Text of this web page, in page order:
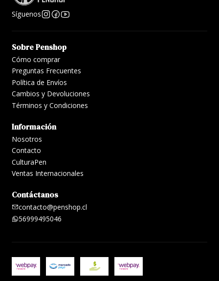
Síguenos
Sobre Penshop
Cómo comprar
Preguntas Frecuentes
Política de Envíos
Cambios y Devoluciones
Términos y Condiciones
Información
Nosotros
Contacto
CulturaPen
Ventas Internacionales
Contáctanos
contacto@penshop.cl
56999495046